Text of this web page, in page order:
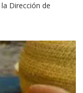
Dirección de